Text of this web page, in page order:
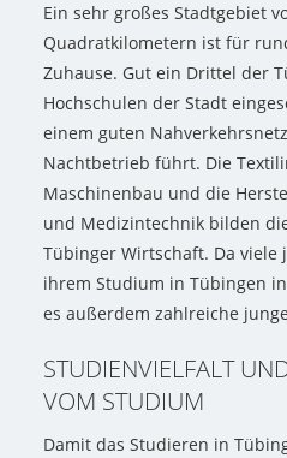
Ein sehr großes Stadtgebiet
Quadratkilometern ist für
Zuhause. Gut ein Drittel der
Hochschulen der Stadt
einem guten
Nachtbetrieb führt. Die
Maschinenbau und die
und Medizintechnik bilden
Tübinger Wirtschaft. Da viele
ihrem Studium in Tübingen
es außerdem zahlreiche
STUDIENVIELFALT
VOM STUDIUM
Damit das Studieren in